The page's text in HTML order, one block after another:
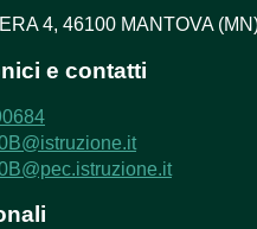
4, 46100 MANTOVA
e contatti